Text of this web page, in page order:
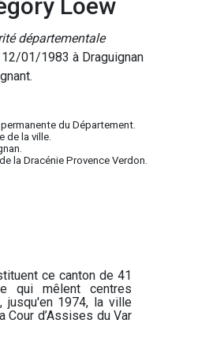
Loew
départementale
01/1983 à Draguignan
du Département.
de la ville.
la Dracénie Provence Verdon.
ce canton de 41
qui mêlent centres
jusqu'en 1974, la ville
d’Assises du Var